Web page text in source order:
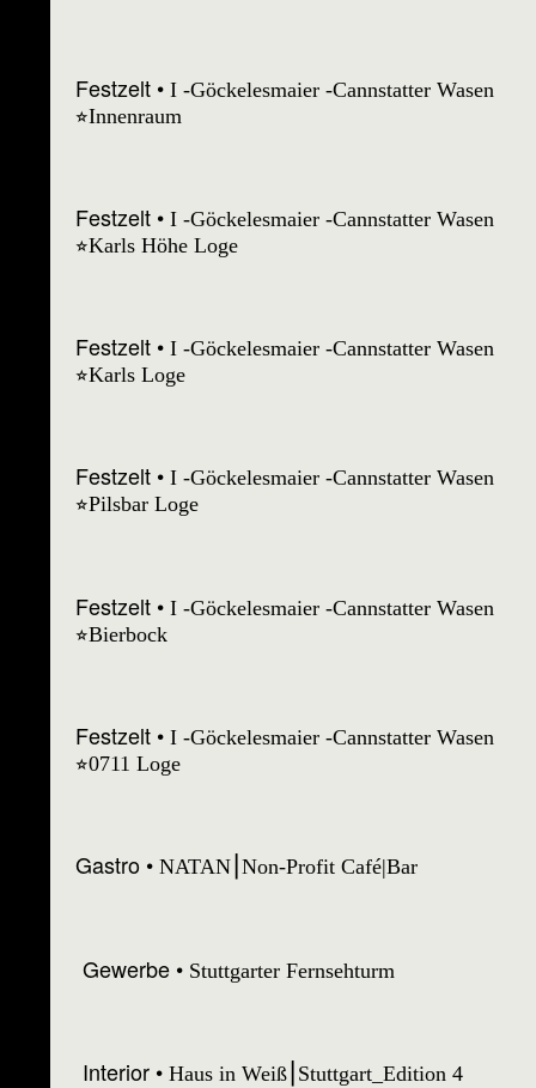
Festzelt
I -Göckelesmaier -Cannstatter Wasen
⭐︎Innenraum
Festzelt
I -Göckelesmaier -Cannstatter Wasen
⭐︎Karls Höhe Loge
Festzelt
I -Göckelesmaier -Cannstatter Wasen
⭐︎Karls Loge
Festzelt
I -Göckelesmaier -Cannstatter Wasen
⭐︎Pilsbar Loge
Festzelt
I -Göckelesmaier -Cannstatter Wasen
⭐︎Bierbock
Festzelt
I -Göckelesmaier -Cannstatter Wasen
⭐︎0711 Loge
Gastro NATAN⎮Non-Profit Café|Bar
Gewerbe Stuttgarter Fernsehturm
Interior Haus in Weiß⎮Stuttgart_Edition 4